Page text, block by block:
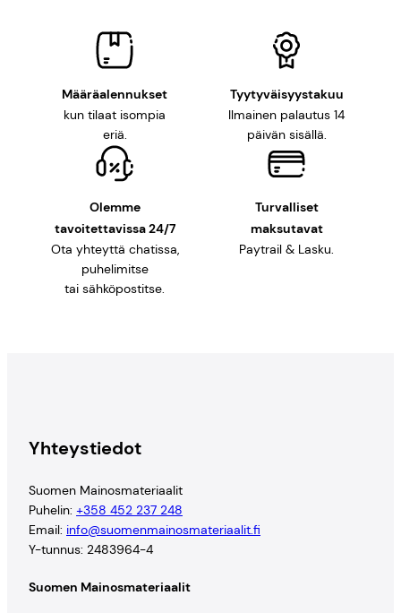
Määräalennukset
kun tilaat isompia
eriä.
Tyytyväisyystakuu
Ilmainen palautus 14
päivän sisällä.
Olemme
tavoitettavissa 24/7
Ota yhteyttä chatissa,
puhelimitse
tai sähköpostitse.
Turvalliset
maksutavat
Paytrail & Lasku.
Yhteystiedot
Suomen Mainosmateriaalit
Puhelin: +358 452 237 248
Email: info@suomenmainosmateriaalit.fi
Y-tunnus: 2483964-4
Suomen Mainosmateriaalit